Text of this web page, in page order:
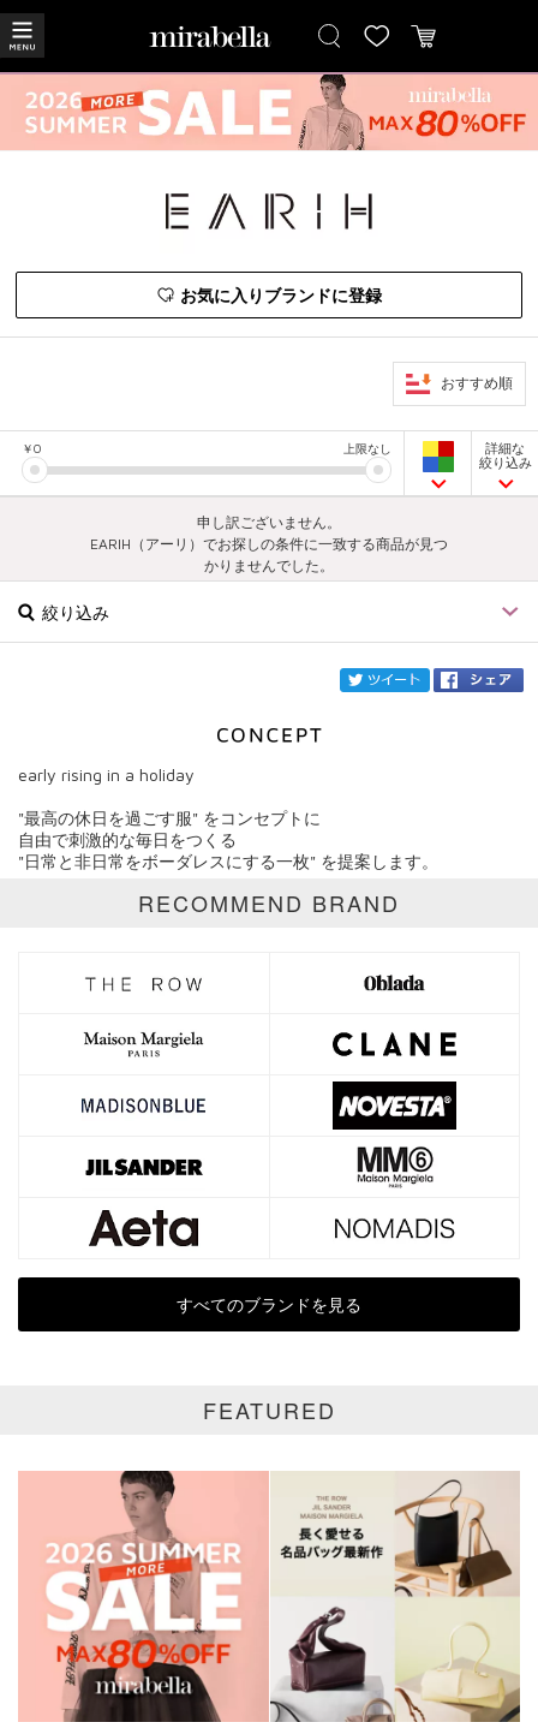
お気に入りブランドに登録
おすすめ順
￥0 上限なし
詳細な
絞り込み
申し訳ございません。
EARIH（アーリ）でお探しの条件に一致する商品が見つ
かりませんでした。
絞り込み
ブランド EARIH
カテゴリ
表示オプション
全て 通常商品
SALE商品
受注生産
カラー
グレー
ベージュ ブラウン オレンジ
イエロー レッド
パープル グリーン ブルー
early rising in a holiday
"最高の休日を過ごす服" をコンセプトに
自由で刺激的な毎日をつくる
"日常と非日常をボーダレスにする一枚" を提案します。
RECOMMEND BRAND
すべてのブランドを見る
FEATURED